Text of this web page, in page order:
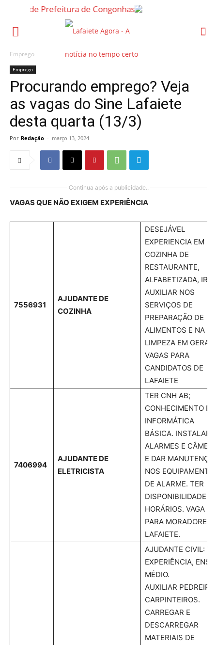
Emprego
Emprego
Procurando emprego? Veja
as vagas do Sine Lafaiete
desta quarta (13/3)
Por Redação - março 13, 2024
Continua após a publicidade..
VAGAS QUE NÃO EXIGEM EXPERIÊNCIA
7556931
AJUDANTE DE
COZINHA
DESEJÁVEL
EXPERIENCIA EM
COZINHA DE
RESTAURANTE,
ALFABETIZADA, IRA
AUXILIAR NOS
SERVIÇOS DE
PREPARAÇÃO DE
ALIMENTOS E NA
LIMPEZA EM GERAL,
VAGAS PARA
CANDIDATOS DE
LAFAIETE
7406994
AJUDANTE DE
ELETRICISTA
TER CNH AB;
CONHECIMENTO EM
INFORMÁTICA
BÁSICA. INSTALAR
ALARMES E
E DAR
NOS
DE ALARME. TER
DISPONIBILIDADE
HORÁRIOS. VAGA
PARA MORADORES
LAFAIETE.
AJUDANTE CIVIL:
EXPERIÊNCIA,
MÉDIO.
AUXILIAR
CARPINTEIROS.
CARREGAR E
DESCARREGAR
MATERIAIS DE